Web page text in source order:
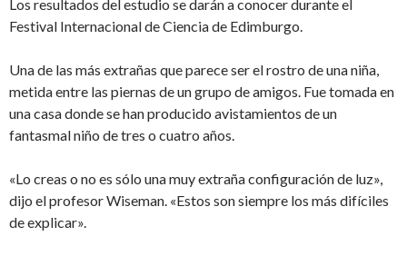
Los resultados del estudio se darán a conocer durante el
Festival Internacional de Ciencia de Edimburgo.
Una de las más extrañas que parece ser el rostro de una niña,
metida entre las piernas de un grupo de amigos. Fue tomada en
una casa donde se han producido avistamientos de un
fantasmal niño de tres o cuatro años.
«Lo creas o no es sólo una muy extraña configuración de luz»,
dijo el profesor Wiseman. «Estos son siempre los más difíciles
de explicar».